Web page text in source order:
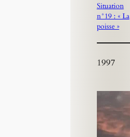
Situation
n°19 : « La
poisse »
1997